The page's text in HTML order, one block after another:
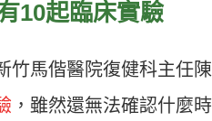
10起臨床實驗
竹馬偕醫院復健科主任
，雖然還無法確認什麼